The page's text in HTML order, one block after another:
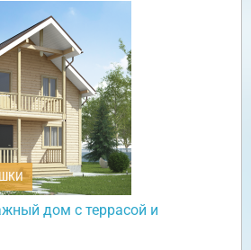
дом с террасой и